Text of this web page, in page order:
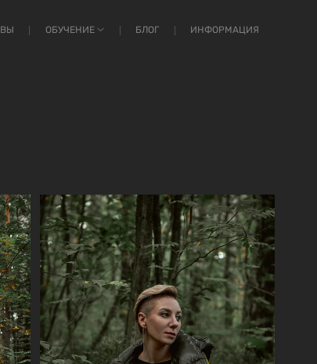
ОБУЧЕНИЕ БЛОГ ИНФОРМАЦИЯ